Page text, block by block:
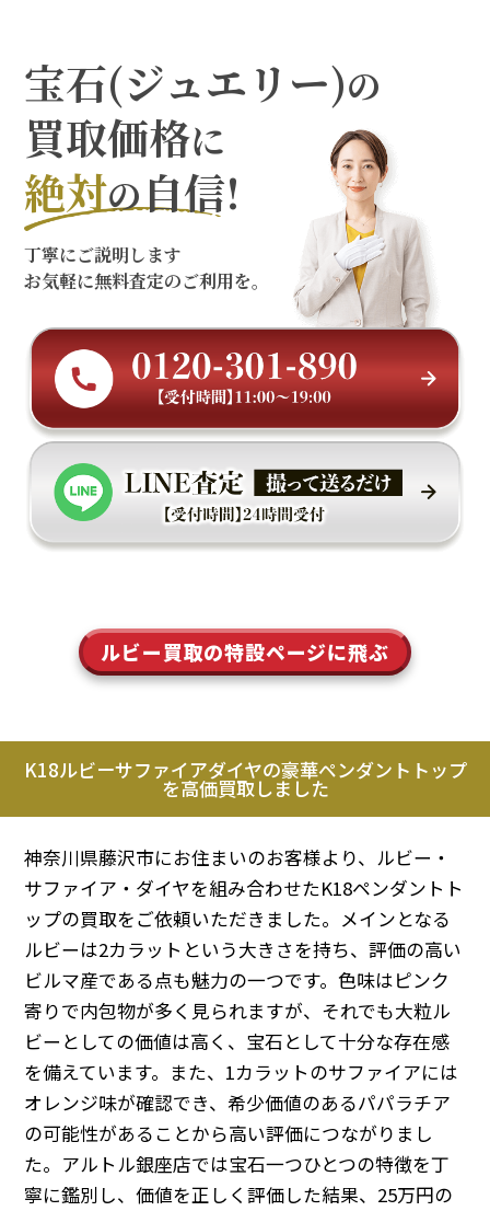
宝石(ジュエリー)の
買取価格に
絶対の自信!
丁寧にご説明します
お気軽に無料査定のご利用を。
ルビー買取の特設ページに飛ぶ
K18ルビーサファイアダイヤの豪華ペンダントトップ
を高価買取しました
神奈川県藤沢市にお住まいのお客様より、ルビー・
サファイア・ダイヤを組み合わせたK18ペンダントト
ップの買取をご依頼いただきました。メインとなる
ルビーは2カラットという大きさを持ち、評価の高い
ビルマ産である点も魅力の一つです。色味はピンク
寄りで内包物が多く見られますが、それでも大粒ル
ビーとしての価値は高く、宝石として十分な存在感
を備えています。また、1カラットのサファイアには
オレンジ味が確認でき、希少価値のあるパパラチア
の可能性があることから高い評価につながりまし
た。アルトル銀座店では宝石一つひとつの特徴を丁
寧に鑑別し、価値を正しく評価した結果、25万円の